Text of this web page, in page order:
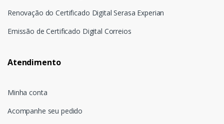
Renovação do Certificado Digital Serasa Experian
Emissão de Certificado Digital Correios
Atendimento
Minha conta
Acompanhe seu pedido